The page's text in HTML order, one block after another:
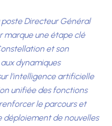
poste Directeur Général
marque une étape clé
et son
dynamiques
l’intelligence artificielle
unifiée des fonctions
le parcours et
déploiement de nouvelles